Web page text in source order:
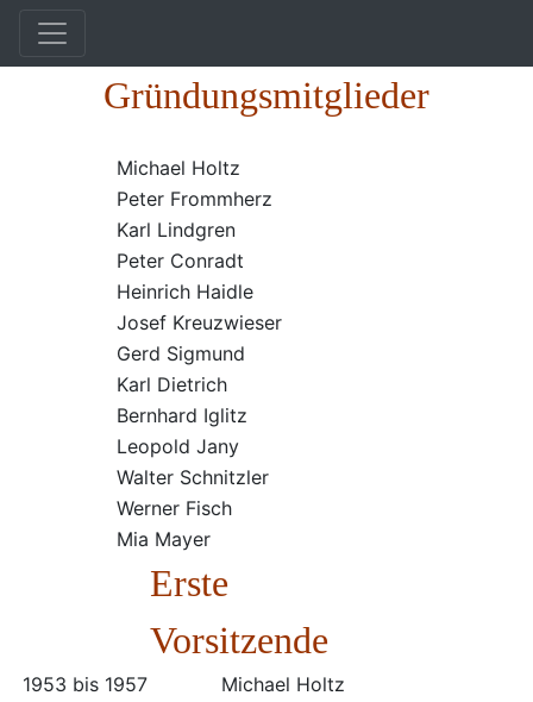
Ehrentafel
Gründungsmitglieder
Michael Holtz
Peter Frommherz
Karl Lindgren
Peter Conradt
Heinrich Haidle
Josef Kreuzwieser
Gerd Sigmund
Karl Dietrich
Bernhard Iglitz
Leopold Jany
Walter Schnitzler
Werner Fisch
Mia Mayer
Erste
Vorsitzende
1953 bis 1957
Michael Holtz